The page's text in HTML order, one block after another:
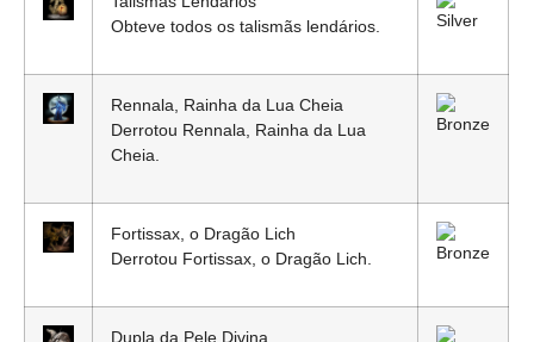
Obteve todos os talismãs lendários.
Rennala, Rainha da Lua Cheia
Derrotou Rennala, Rainha da Lua
Cheia.
Fortissax, o Dragão Lich
Derrotou Fortissax, o Dragão Lich.
Dupla da Pele Divina